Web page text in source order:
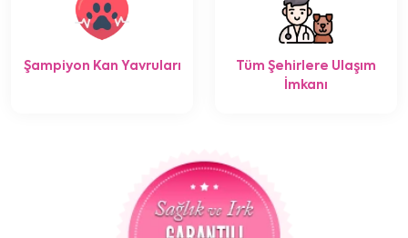
Şampiyon Kan Yavruları
Tüm Şehirlere Ulaşım
İmkanı